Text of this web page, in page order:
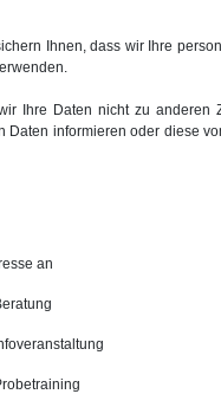
Ihnen, dass wir Ihre
Ihre Daten nicht zu anderen
informieren oder diese
an